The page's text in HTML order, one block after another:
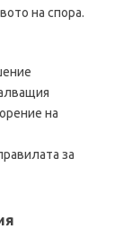
на спора.
на
за